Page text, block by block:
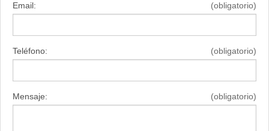
Email: (obligatorio)
Teléfono: (obligatorio)
Mensaje: (obligatorio)